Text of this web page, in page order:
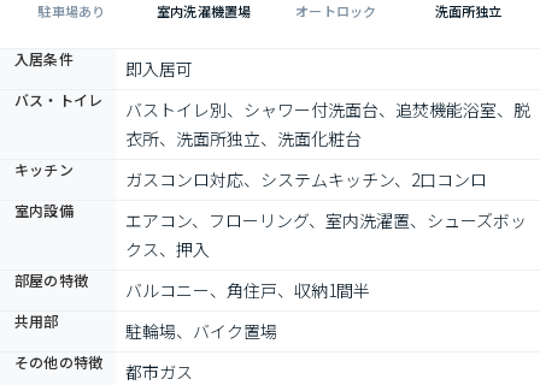
駐車場あり 室内洗濯機置場 オートロック 洗面所独立
入居条件 即入居可
バス・トイレ
バストイレ別、シャワー付洗面台、追焚機能浴室、脱
衣所、洗面所独立、洗面化粧台
キッチン ガスコンロ対応、システムキッチン、2口コンロ
室内設備
エアコン、フローリング、室内洗濯置、シューズボッ
クス、押入
部屋の特徴 バルコニー、角住戸、収納1間半
共用部 駐輪場、バイク置場
その他の特徴 都市ガス